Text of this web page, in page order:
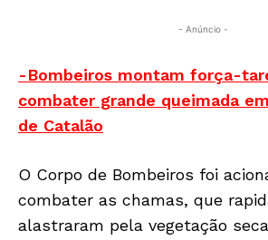
- Anúncio -
-Bombeiros montam força-
combater grande queimada
de Catalão
O Corpo de Bombeiros foi
combater as chamas, que
alastraram pela vegetação